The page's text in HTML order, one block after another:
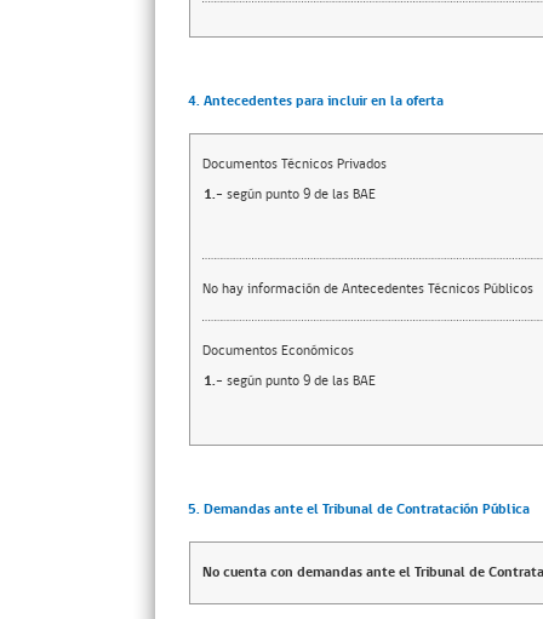
4. Antecedentes para incluir en la oferta
Documentos Técnicos Privados
1.- según punto 9 de las BAE
No hay información de Antecedentes Técnicos Públicos
Documentos Económicos
1.- según punto 9 de las BAE
5. Demandas ante el Tribunal de Contratación Pública
No cuenta con demandas ante el Tribunal de